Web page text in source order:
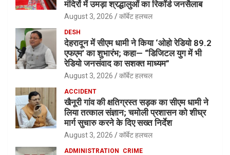
मंदिरों में उमड़ा श्रद्धालुओं का रिकॉर्ड जनसैलाब
August 3, 2026 कॉर्बेट हलचल
DESH
देहरादून में सीएम धामी ने किया ‘ओहो रेडियो 89.2
एफएम’ का शुभारंभ; कहा— “डिजिटल युग में भी
रेडियो जनसंवाद का सशक्त माध्यम”
August 3, 2026 कॉर्बेट हलचल
ACCIDENT
खैनूरी गांव की क्षतिग्रस्त सड़क का सीएम धामी ने
लिया तत्काल संज्ञान; चमोली प्रशासन को शीघ्र
मार्ग सुचारु करने के दिए सख्त निर्देश
August 3, 2026 कॉर्बेट हलचल
ADMINISTRATION CRIME